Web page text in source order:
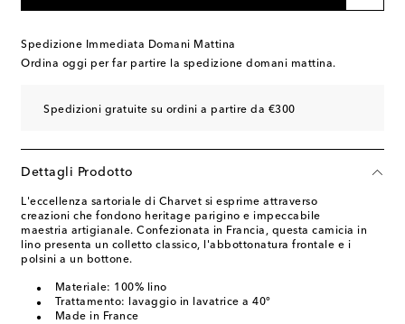
Spedizione Immediata Domani Mattina
Ordina oggi per far partire la spedizione domani mattina.
Spedizioni gratuite su ordini a partire da €300
Dettagli Prodotto
L'eccellenza sartoriale di Charvet si esprime attraverso
creazioni che fondono heritage parigino e impeccabile
maestria artigianale. Confezionata in Francia, questa camicia in
lino presenta un colletto classico, l'abbottonatura frontale e i
polsini a un bottone.
Materiale: 100% lino
Trattamento: lavaggio in lavatrice a 40°
Made in France